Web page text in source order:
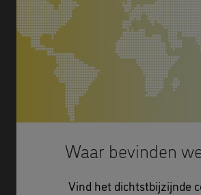
Waar bevinden
Vind het dichtstbijzijnde